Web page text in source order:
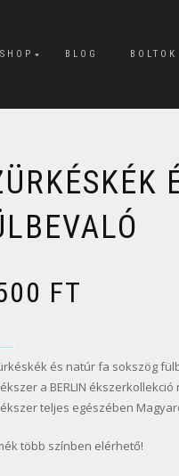
BLOG BOLTOK
FT
és natúr fa sokszög
a BERLIN ékszerkollekció
teljes egészében
több színben elérhető!